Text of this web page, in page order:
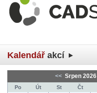
Kalendář akcí
<< Srpen 2026
Po Út St Čt